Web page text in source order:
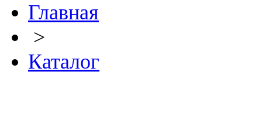
Главная
>
Каталог